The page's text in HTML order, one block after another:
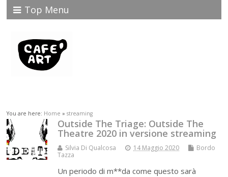
Top Menu
You are here: Home »streaming
Outside The Triage: Outside The
Theatre 2020 in versione streaming
Silvia Di Qualcosa 14 Maggio 2020
Bordo
Tazza
Un periodo di m**da come questo sarà